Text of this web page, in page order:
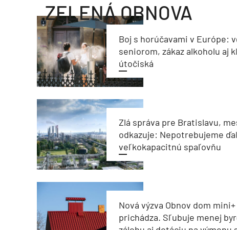
ZELENÁ OBNOVA
Boj s horúčavami v Európe:
seniorom, zákaz alkoholu aj
útočiská
Zlá správa pre Bratislavu,
odkazuje: Nepotrebujeme
veľkokapacitnú spaľovňu
Nová výzva Obnov dom mini+
prichádza. Sľubuje menej